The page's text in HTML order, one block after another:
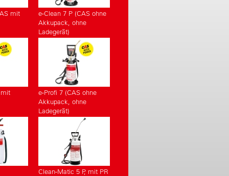
mit
e-Clean 7 P (CAS ohne
Akkupack, ohne
Ladegerät)
e-Profi 7 (CAS ohne
Akkupack, ohne
Ladegerät)
Clean-Matic 5 P, mit PR